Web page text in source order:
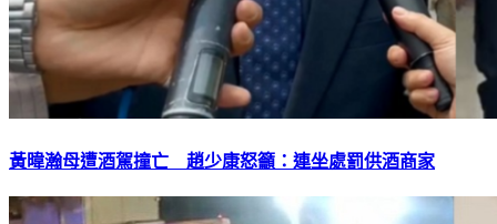
黃暐瀚母遭酒駕撞亡 趙少康怒籲：連坐處罰供酒商家